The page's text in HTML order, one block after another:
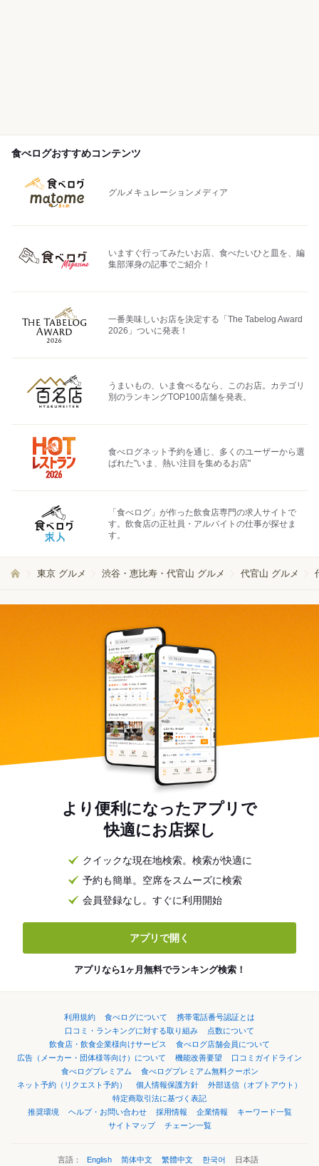
食べログおすすめコンテンツ
グルメキュレーションメディア
いますぐ行ってみたいお店、食べたいひと皿を、編
集部渾身の記事でご紹介！
一番美味しいお店を決定する「The Tabelog Award
2026」ついに発表！
うまいもの、いま食べるなら、このお店。カテゴリ
別のランキングTOP100店舗を発表。
食べログネット予約を通じ、多くのユーザーから選
ばれた"いま、熱い注目を集めるお店"
「食べログ」が作った飲食店専門の求人サイトで
す。飲食店の正社員・アルバイトの仕事が探せま
す。
東京 グルメ 渋谷・恵比寿・代官山 グルメ 代官山 グルメ
より便利になったアプリで
快適にお店探し
クイックな現在地検索。検索が快適に
予約も簡単。空席をスムーズに検索
会員登録なし。すぐに利用開始
アプリで開く
アプリなら1ヶ月無料でランキング検索！
利用規約 食べログについて
携帯電話番号認証とは
口コミ・ランキングに対する取り組み
点数について
飲食店・飲食企業様向けサービス
食べログ店舗会員について
広告（メーカー・団体様等向け）について
機能改善要望
口コミガイドライン
食べログプレミアム
食べログプレミアム無料クーポン
ネット予約（リクエスト予約）
個人情報保護方針
外部送信（オプトアウト）
特定商取引法に基づく表記
推奨環境
ヘルプ・お問い合わせ 採用情報 企業情報
キーワード一覧
サイトマップ
チェーン一覧
言語： English 简体中文 繁體中文 한국어 日本語